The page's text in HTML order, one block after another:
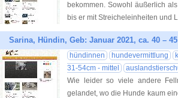
bekommen. Sowohl äußerlich
bis er mit Streicheleinheiten und
Sarina, Hündin, Geb: Januar 2021, ca. 40 –
hündinnen hundevermittlung
31-54cm - mittel
Wie leider so viele andere
gelandet, wo die Hunde kaum